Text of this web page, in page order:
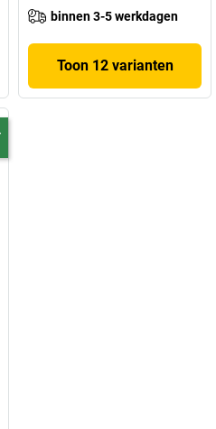
binnen 3-5 werkdagen
Toon 12 varianten